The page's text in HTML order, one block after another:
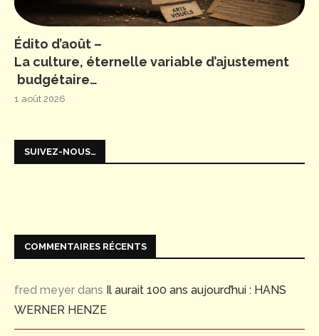
Édito d’août –
La culture, éternelle variable d’ajustement
budgétaire…
1 août 2026
SUIVEZ-NOUS…
COMMENTAIRES RÉCENTS
fred meyer dans Il aurait 100 ans aujourd’hui : HANS
WERNER HENZE